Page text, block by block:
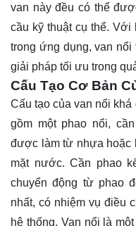
van này đều có thể
cầu kỹ thuật cụ thể.
trong ứng dụng, van
giải pháp tối ưu trong
Cấu Tạo Cơ Bản
Cấu tạo của van nổi
gồm một phao nổi,
được làm từ nhựa hoặc
mặt nước. Cần phao
chuyển động từ phao
nhất, có nhiệm vụ điều
hệ thống. Van nổi là